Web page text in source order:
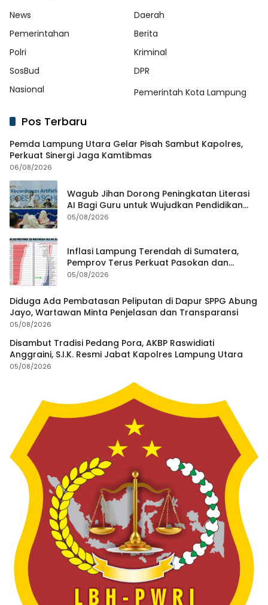
News
Daerah
Pemerintahan
Berita
Polri
Kriminal
SosBud
DPR
Nasional
Pemerintah Kota Lampung
Pos Terbaru
Pemda Lampung Utara Gelar Pisah Sambut Kapolres,
Perkuat Sinergi Jaga Kamtibmas
06/08/2026
Wagub Jihan Dorong Peningkatan Literasi
AI Bagi Guru untuk Wujudkan Pendidikan
Berkualitas
05/08/2026
Inflasi Lampung Terendah di Sumatera,
Pemprov Terus Perkuat Pasokan dan
Distribusi Pangan
05/08/2026
Diduga Ada Pembatasan Peliputan di Dapur SPPG Abung
Jayo, Wartawan Minta Penjelasan dan Transparansi
05/08/2026
Disambut Tradisi Pedang Pora, AKBP Raswidiati
Anggraini, S.I.K. Resmi Jabat Kapolres Lampung Utara
05/08/2026